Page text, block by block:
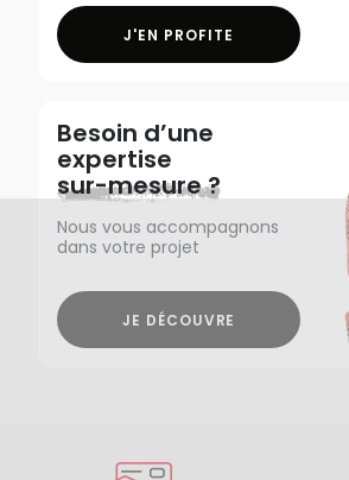
J'EN PROFITE
Besoin d’une
expertise
sur-mesure ?
Nous vous accompagnons
dans votre projet
JE DÉCOUVRE